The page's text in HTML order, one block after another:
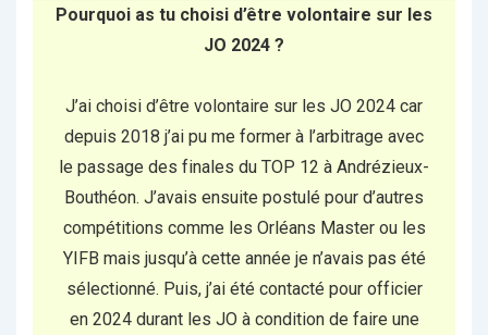
Pourquoi as tu choisi d’être volontaire sur les
JO 2024 ?
J’ai choisi d’être volontaire sur les JO 2024 car
depuis 2018 j’ai pu me former à l’arbitrage avec
le passage des finales du TOP 12 à Andrézieux-
Bouthéon. J’avais ensuite postulé pour d’autres
compétitions comme les Orléans Master ou les
YIFB mais jusqu’à cette année je n’avais pas été
sélectionné. Puis, j’ai été contacté pour officier
en 2024 durant les JO à condition de faire une